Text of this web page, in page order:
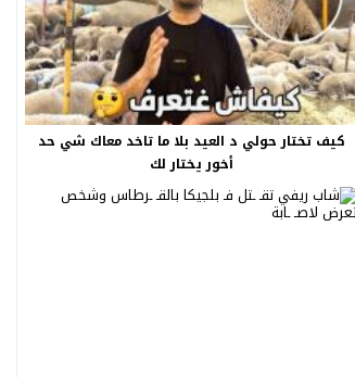
كيف تختار حولي د العيد بلا ما تاخد معاك شي حد
أخور يختار لك